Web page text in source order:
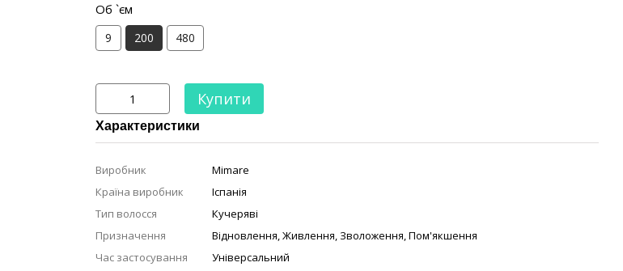
Об `єм
9 200 480
Купити
Характеристики
Виробник
Mimare
Країна виробник
Іспанія
Тип волосся
Кучеряві
Призначення
Відновлення,Живлення, Зволоження,Пом'якшення
Час застосування
Універсальний